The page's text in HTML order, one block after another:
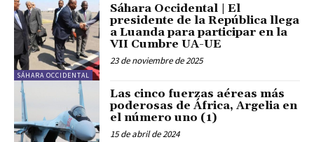
SÁHARA OCCIDENTAL
Sáhara Occidental | El
presidente de la República llega
a Luanda para participar en la
VII Cumbre UA-UE
23 de noviembre de 2025
Las cinco fuerzas aéreas más
poderosas de África, Argelia en
el número uno (1)
15 de abril de 2024